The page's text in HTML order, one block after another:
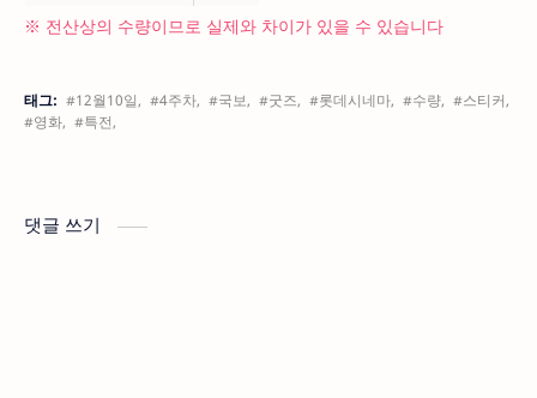
※ 전산상의 수량이므로 실제와 차이가 있을 수 있습니다
태그: #12월10일, #4주차, #국보, #굿즈, #롯데시네마, #수량, #스티커,
#영화, #특전,
댓글 쓰기